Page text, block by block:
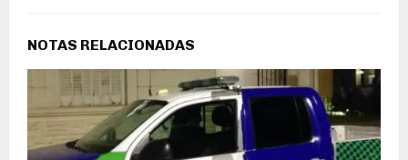
NOTAS RELACIONADAS